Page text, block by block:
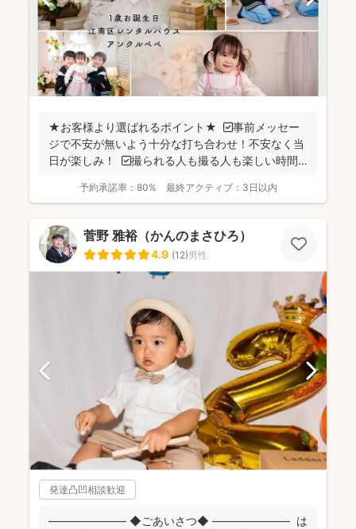
★お客様より選ばれるポイント★ ☑事前メッセー
ジで不安が無いよう十分な打ち合わせ！不安なく当
日が楽しみ！ ☑撮られる人も撮る人も楽しい時間
予約承諾率： 80% 最終アクティブ： 3日以内
菅野 雅裕（かんのまさひろ）
4.9 (12)男性
発達凸凹相談歓迎
――――――― ◆ごあいさつ◆ ――――――― は